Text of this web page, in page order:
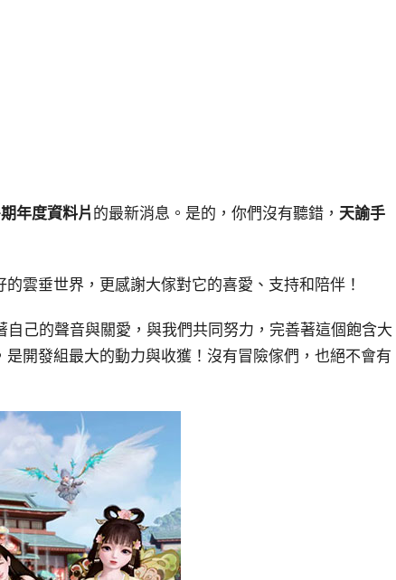
年度資料片 的最新消息。是的，你們沒有聽錯， 天諭手
雲垂世界，更感謝大傢對它的喜愛、支持和陪伴！
己的聲音與關愛，與我們共同努力，完善著這個飽含大
是開發組最大的動力與收獲！沒有冒險傢們，也絕不會有